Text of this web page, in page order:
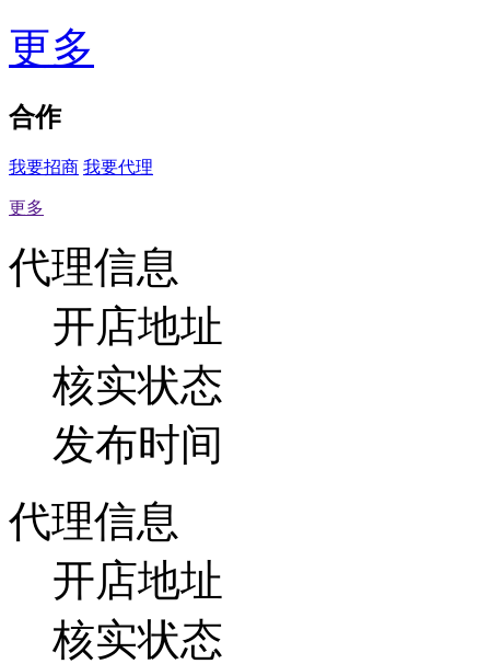
更多
合作
我要招商 我要代理
更多
代理信息
开店地址
核实状态
发布时间
代理信息
开店地址
核实状态